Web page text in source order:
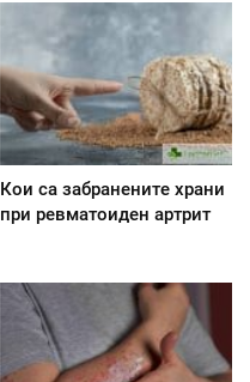
Кои са забранените храни
при ревматоиден артрит